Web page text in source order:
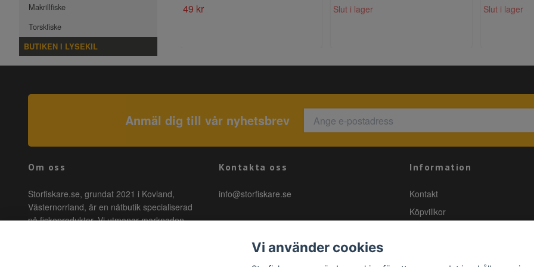
Makrillfiske
Torskfiske
BUTIKEN I LYSEKIL
49 kr
Slut i lager
Slut i lager
Anmäl dig till vår nyhetsbrev
Om oss
Storfiskare.se, grundat 2021 i Kovland,
Västernorrland, är en nätbutik specialiserad
på fiskeprodukter. Vi utmanar marknaden
Kontakta oss
info@storfiskare.se
Information
Kontakt
Köpvillkor
Vi använder cookies